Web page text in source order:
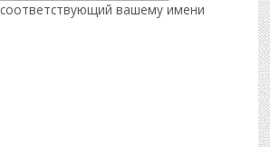
вашему имени